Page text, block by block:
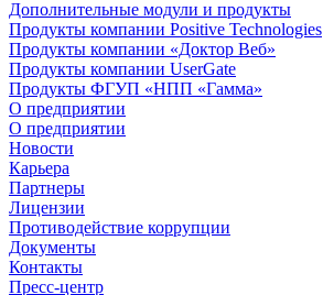
Дополнительные модули и продукты
Продукты компании Positive Technologies
Продукты компании «Доктор Веб»
Продукты компании UserGate
Продукты ФГУП «НПП «Гамма»
О предприятии
О предприятии
Новости
Карьера
Партнеры
Лицензии
Противодействие коррупции
Документы
Контакты
Пресс-центр